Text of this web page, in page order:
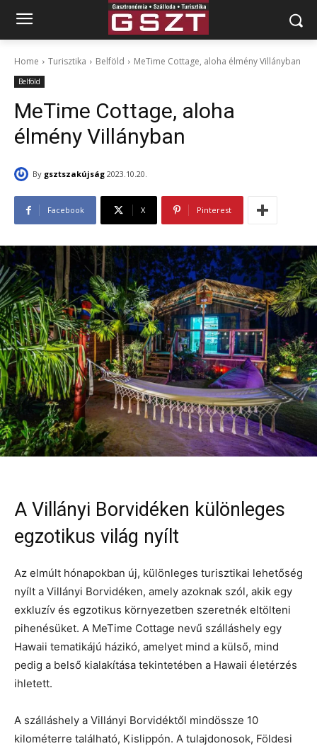
Home Turisztika Belföld MeTime Cottage, aloha élmény Villányban
Belföld
MeTime Cottage, aloha
élmény Villányban
By gsztszakújság 2023.10.20.
Facebook X Pinterest
A Villányi Borvidéken különleges
egzotikus világ nyílt
Az elmúlt hónapokban új, különleges turisztikai lehetőség
nyílt a Villányi Borvidéken, amely azoknak szól, akik egy
exkluzív és egzotikus környezetben szeretnék eltölteni
pihenésüket. A MeTime Cottage nevű szálláshely egy
Hawaii tematikájú házikó, amelyet mind a külső, mind
pedig a belső kialakítása tekintetében a Hawaii életérzés
ihletett.
A szálláshely a Villányi Borvidéktől mindössze 10
kilométerre található, Kislippón. A tulajdonosok, Földesi